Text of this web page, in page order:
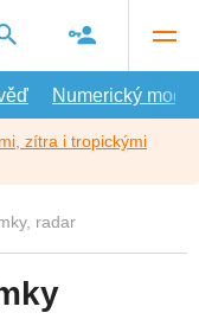
Numerický model
zítra i tropickými
radar